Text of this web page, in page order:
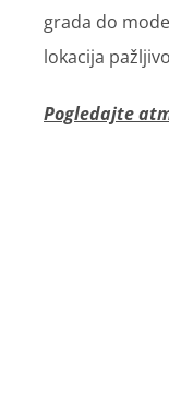
grada do
lokacija
Pogledajte